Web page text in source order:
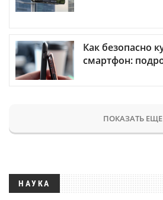
Как безопасно
смартфон:
ПОКАЗАТЬ ЕЩЕ
НАУКА